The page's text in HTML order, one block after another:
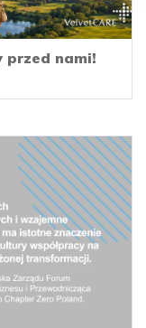
przed nami!